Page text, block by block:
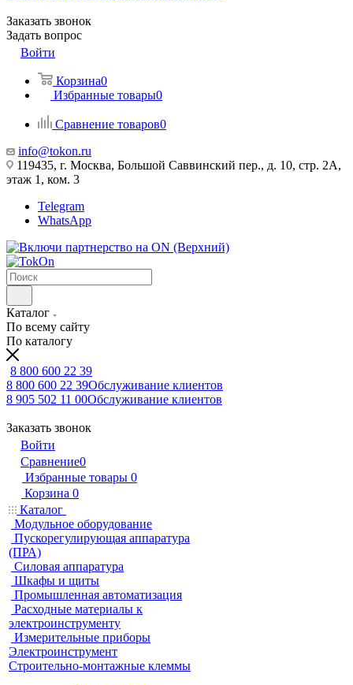
Заказать звонок
Задать вопрос
Войти
Корзина0
Избранные товары0
Сравнение товаров0
info@tokon.ru
119435, г. Москва, Большой Саввинский пер., д. 10, стр. 2А,
этаж 1, ком. 3
Telegram
WhatsApp
Каталог
По всему сайту
По каталогу
8 800 600 22 39
8 800 600 22 39Обслуживание клиентов
8 905 502 11 00Обслуживание клиентов
Заказать звонок
Войти
Сравнение0
Избранные товары 0
Корзина 0
Каталог
Модульное оборудование
Пускорегулирующая аппаратура
(ПРА)
Силовая аппаратура
Шкафы и щиты
Промышленная автоматизация
Расходные материалы к
электроинструменту
Измерительные приборы
Электроинструмент
Строительно-монтажные клеммы